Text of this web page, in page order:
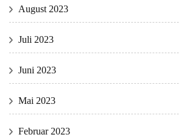
August 2023
Juli 2023
Juni 2023
Mai 2023
Februar 2023